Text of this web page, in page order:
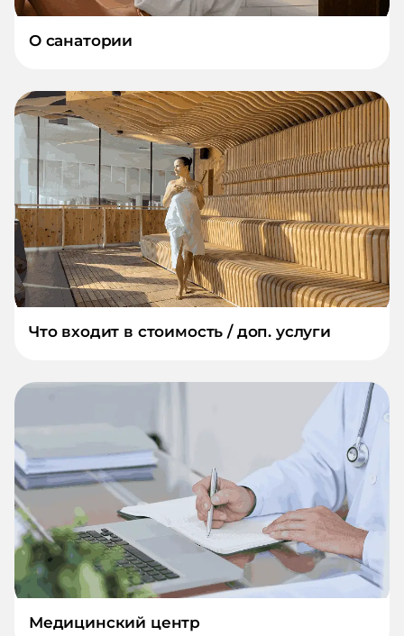
О санатории
Что входит в стоимость / доп. услуги
Медицинский центр